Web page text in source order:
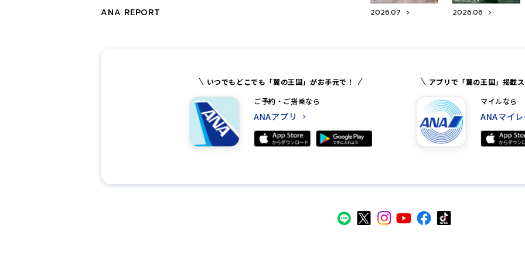
ANA REPORT
2026.07 2026.06
いつでもどこでも「翼の王国」がお手元で！
ご予約・ご搭乗なら
ANAアプリ
アプリで「翼の王国」掲載
マイルなら
ANAマイ